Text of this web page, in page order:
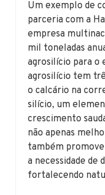
Um exemplo de
parceria com a
empresa
mil toneladas
agrosilício para o
agrosilício tem
o calcário na
silício, um
crescimento
não apenas
também
a necessidade de
fortalecendo